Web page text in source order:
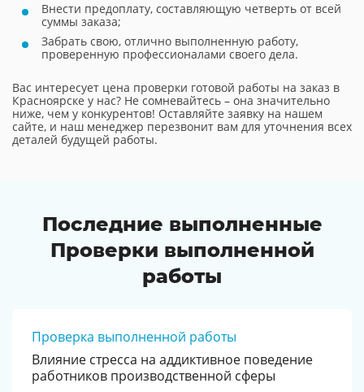
Внести предоплату, составляющую четверть от всей
суммы заказа;
Забрать свою, отлично выполненную работу,
проверенную профессионалами своего дела.
Вас интересует цена проверки готовой работы на заказ в
Красноярске у нас? Не сомневайтесь – она значительно
ниже, чем у конкурентов! Оставляйте заявку на нашем
сайте, и наш менеджер перезвонит вам для уточнения всех
деталей будущей работы.
Последние выполненные
Проверки выполненной
работы
Проверка выполненной работы
Влияние стресса на аддиктивное поведение
работников производственной сферы